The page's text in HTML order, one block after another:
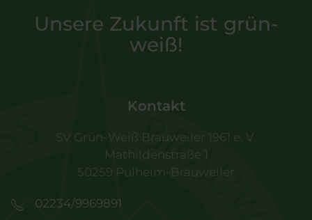
Unsere Zukunft ist grün-
weiß!
Kontakt
SV Grün-Weiß Brauweiler 1961 e. V.
Mathildenstraße 1
50259 Pulheim-Brauweiler
02234/9969891